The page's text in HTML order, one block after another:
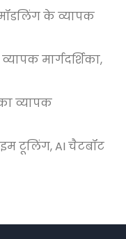
मॉडलिंग के व्यापक
मार्गदर्शिका,
व्यापक
टूलिंग, AI चैटबॉट